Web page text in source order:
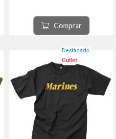
Comprar
Destacado
Outlet